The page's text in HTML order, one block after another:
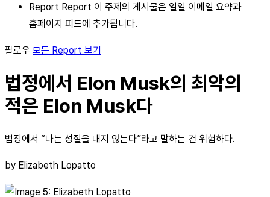
Report Report 이 주제의 게시물은 일일 이메일 요약과
홈페이지 피드에 추가됩니다.
팔로우 모든 Report 보기
법정에서 Elon Musk의 최악의
적은 Elon Musk다
법정에서 “나는 성질을 내지 않는다”라고 말하는 건 위험하다.
by Elizabeth Lopatto